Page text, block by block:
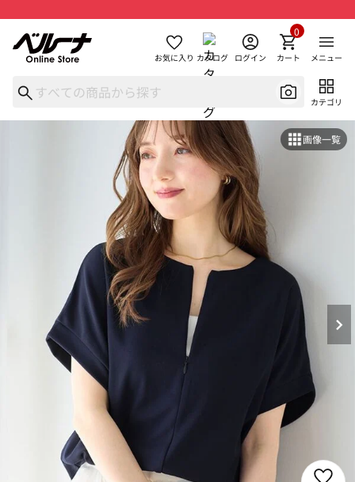
お気に入り カタログ ログイン カート
0
メニュー
カテゴリ
画像一覧